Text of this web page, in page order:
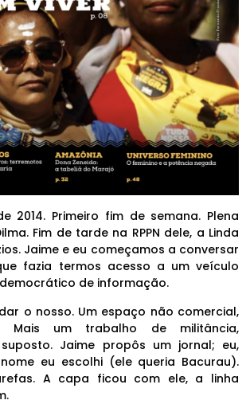
2014. Primeiro fim de semana. Plena
Fim de tarde na RPPN dele, a Linda
Jaime e eu começamos a conversar
fazia termos acesso a um veículo
de informação.
o nosso. Um espaço não comercial,
Mais um trabalho de militância,
Jaime propôs um jornal; eu,
eu escolhi (ele queria Bacurau).
A capa ficou com ele, a linha